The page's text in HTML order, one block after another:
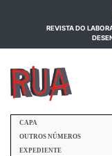
REVISTA DO
CAPA
OUTROS NÚMEROS
EXPEDIENTE